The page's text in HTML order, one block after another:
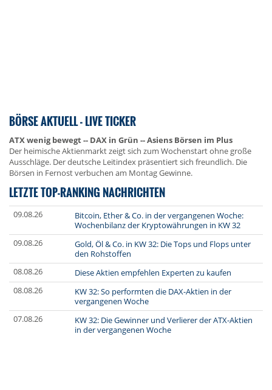
BÖRSE AKTUELL - LIVE TICKER
ATX wenig bewegt -- DAX in Grün -- Asiens Börsen im Plus
Der heimische Aktienmarkt zeigt sich zum Wochenstart ohne große
Ausschläge. Der deutsche Leitindex präsentiert sich freundlich. Die
Börsen in Fernost verbuchen am Montag Gewinne.
LETZTE TOP-RANKING NACHRICHTEN
09.08.26
Bitcoin, Ether & Co. in der vergangenen Woche:
Wochenbilanz der Kryptowährungen in KW 32
09.08.26
Gold, Öl & Co. in KW 32: Die Tops und Flops unter
den Rohstoffen
08.08.26
Diese Aktien empfehlen Experten zu kaufen
08.08.26
KW 32: So performten die DAX-Aktien in der
vergangenen Woche
07.08.26
KW 32: Die Gewinner und Verlierer der ATX-Aktien
in der vergangenen Woche